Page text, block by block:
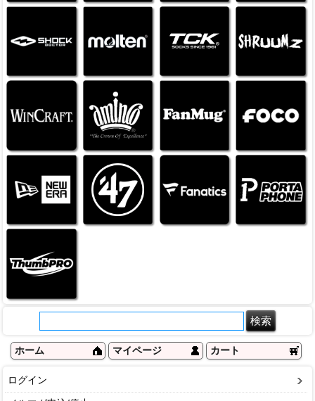
ホーム マイページ カート
ログイン